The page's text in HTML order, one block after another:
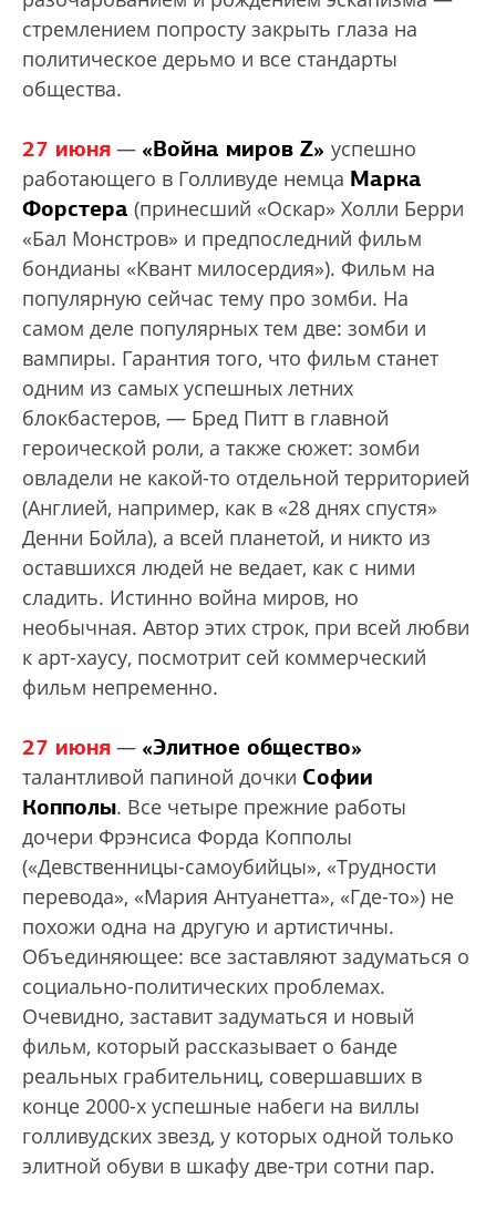
стремлением попросту закрыть глаза на
политическое дерьмо и все стандарты
общества.
27 июня — «Война миров Z» успешно
работающего в Голливуде немца Марка
Форстера (принесший «Оскар» Холли Берри
«Бал Монстров» и предпоследний фильм
бондианы «Квант милосердия»). Фильм на
популярную сейчас тему про зомби. На
самом деле популярных тем две: зомби и
вампиры. Гарантия того, что фильм станет
одним из самых успешных летних
блокбастеров, — Бред Питт в главной
героической роли, а также сюжет: зомби
овладели не какой-то отдельной территорией
(Англией, например, как в «28 днях спустя»
Денни Бойла), а всей планетой, и никто из
оставшихся людей не ведает, как с ними
сладить. Истинно война миров, но
необычная. Автор этих строк, при всей любви
к арт-хаусу, посмотрит сей коммерческий
фильм непременно.
27 июня — «Элитное общество»
талантливой папиной дочки Софии
Копполы. Все четыре прежние работы
дочери Фрэнсиса Форда Копполы
(«Девственницы-самоубийцы», «Трудности
перевода», «Мария Антуанетта», «Где-то») не
похожи одна на другую и артистичны.
Объединяющее: все заставляют задуматься о
социально-политических проблемах.
Очевидно, заставит задуматься и новый
фильм, который рассказывает о банде
реальных грабительниц, совершавших в
конце 2000-х успешные набеги на виллы
голливудских звезд, у которых одной только
элитной обуви в шкафу две-три сотни пар.